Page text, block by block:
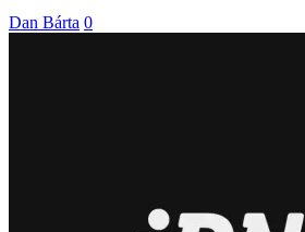
Dan Bárta 0